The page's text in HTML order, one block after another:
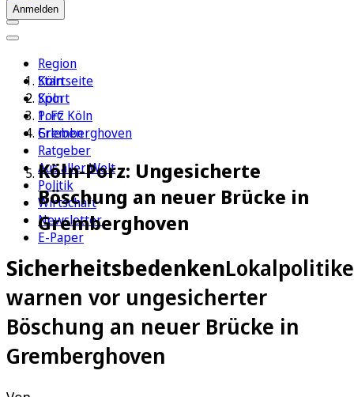
Anmelden
Region
Köln
Sport
1. FC Köln
Erleben
Ratgeber
Aus aller Welt
Politik
Wirtschaft
Newsletter
E-Paper
Startseite
Köln
Porz
Gremberghoven
Köln-Porz: Ungesicherte
Böschung an neuer Brücke in
Gremberghoven
Sicherheitsbedenken
warnen vor ungesicherter
Böschung an neuer Brücke in
Gremberghoven